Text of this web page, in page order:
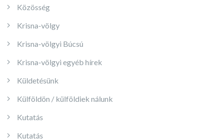
Közösség
Krisna-völgy
Krisna-völgyi Búcsú
Krisna-völgyi egyéb hírek
Küldetésünk
Külföldön / külföldiek nálunk
Kutatás
Kutatás